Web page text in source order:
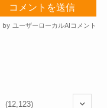
(12,123)